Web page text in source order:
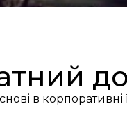
в корпоративні